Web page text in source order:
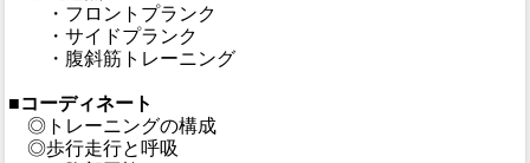
・フロントプランク
・サイドプランク
・腹斜筋トレーニング
■コーディネート
◎トレーニングの構成
◎歩行走行と呼吸